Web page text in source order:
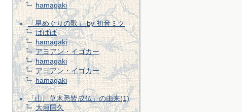
hamagaki
「星めぐりの歌」 by 初音ミク
ばばば
hamagaki
アヨアン・イゴカー
hamagaki
アヨアン・イゴカー
hamagaki
「山川草木悉皆成仏」の由来(1)
大垣国久